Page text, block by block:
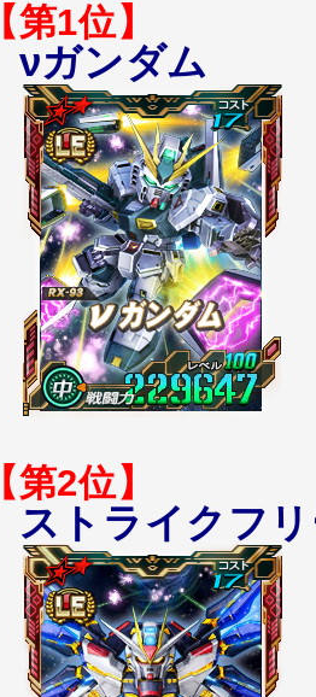
【第1位】
νガンダム
【第2位】
ストライクフ